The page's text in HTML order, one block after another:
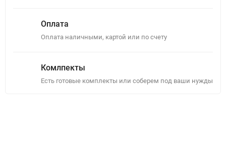
Оплата
Оплата наличными, картой или по счету
Комлпекты
Есть готовые комплекты или соберем под ваши нужды